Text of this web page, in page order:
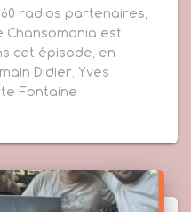
radios partenaires,
est
cet épisode, en
Didier, Yves
Fontaine